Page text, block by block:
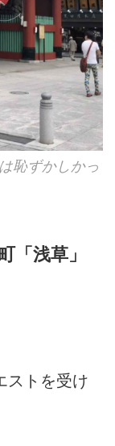
恥ずかしかっ
「浅草」
ストを受け